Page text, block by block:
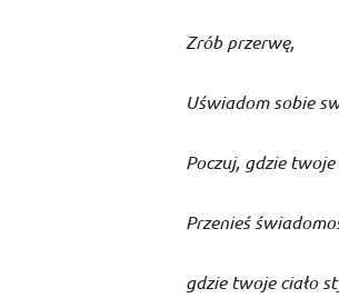
Zrób przerwę,
Uświadom sobie
Poczuj, gdzie
Przenieś
gdzie twoje ciało